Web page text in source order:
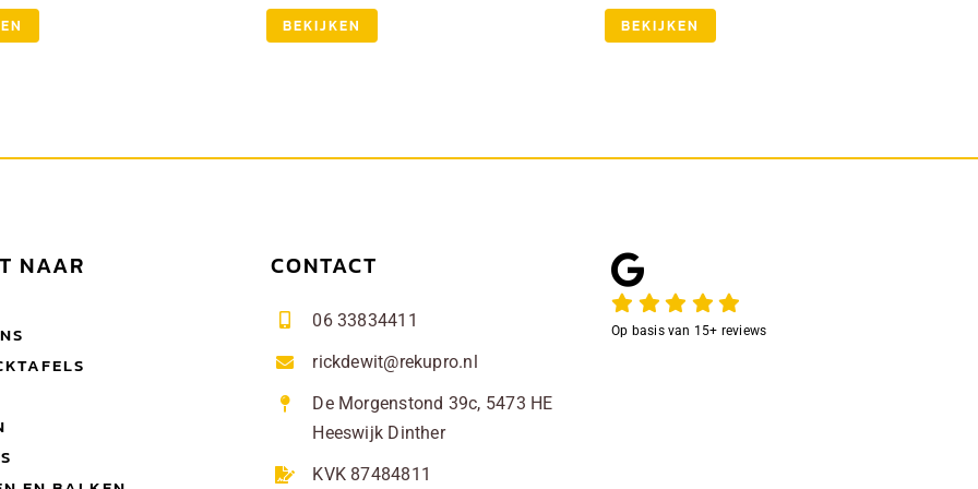
BEKIJKEN BEKIJKEN
NAAR CONTACT
06 33834411
rickdewit@rekupro.nl
De Morgenstond 39c, 5473 HE
Heeswijk Dinther
KVK 87484811
Op basis van 15+ reviews